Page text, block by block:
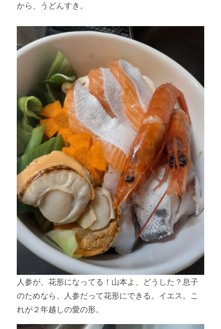
から、うどんすき。
人参が、花形になってる！山本よ、どうした？息子
のためなら、人参だって花形にできる。イエス。こ
れが２年越しの愛の形。